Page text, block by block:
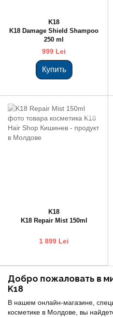
K18
K18 Damage Shield Shampoo
250 ml
999 Lei
Купить
K18
K18 Repair Mist 150ml
1 899 Lei
Добро пожаловать в
K18
В нашем онлайн-магазине,
косметике в Молдове, вы